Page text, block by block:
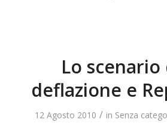
Lo scenario
deflazione e
12 Agosto 2010 / in Senza